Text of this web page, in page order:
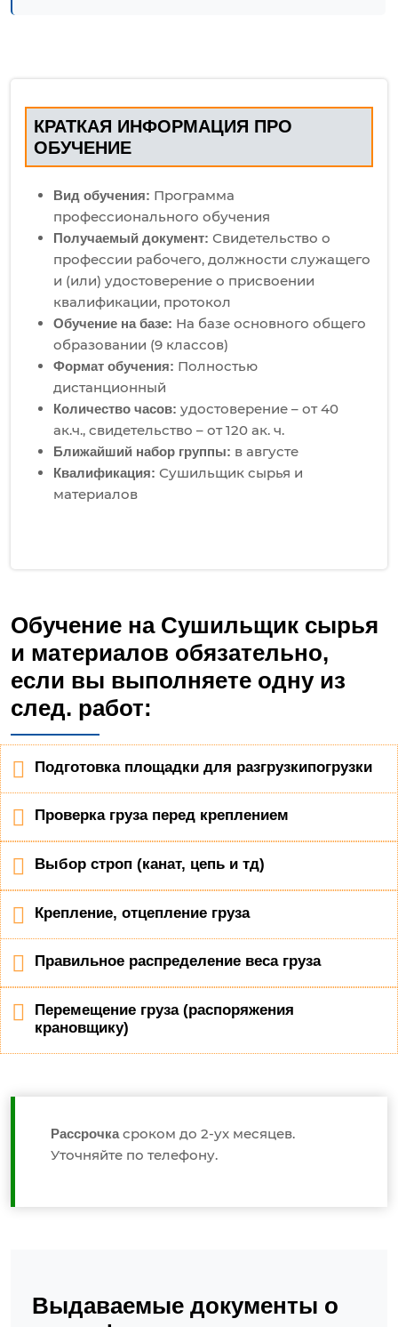
КРАТКАЯ ИНФОРМАЦИЯ ПРО
ОБУЧЕНИЕ
Вид обучения: Программа
профессионального обучения
Получаемый документ: Свидетельство о
профессии рабочего, должности служащего
и (или) удостоверение о присвоении
квалификации, протокол
Обучение на базе: На базе основного общего
образовании (9 классов)
Формат обучения: Полностью
дистанционный
Количество часов: удостоверение – от 40
ак.ч., свидетельство – от 120 ак. ч.
Ближайший набор группы: в августе
Квалификация: Сушильщик сырья и
материалов
Обучение на Сушильщик сырья
и материалов обязательно,
если вы выполняете одну из
след. работ:
Подготовка площадки для разгрузкипогрузки
Проверка груза перед креплением
Выбор строп (канат, цепь и тд)
Крепление, отцепление груза
Правильное распределение веса груза
Перемещение груза (распоряжения
крановщику)
Рассрочка сроком до 2-ух месяцев.
Уточняйте по телефону.
Выдаваемые документы о